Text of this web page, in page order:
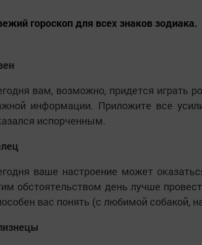
гороскоп для всех знаков зодиака.
вам, возможно, придется играть
информации. Приложите все
испорченным.
ваше настроение может
обстоятельством день лучше
вас понять (с любимой собакой,